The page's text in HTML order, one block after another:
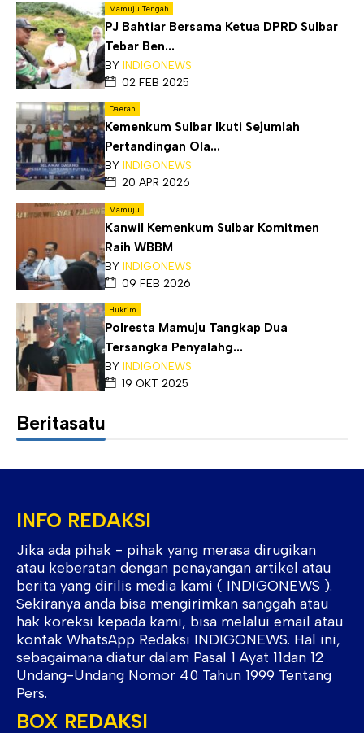
Mamuju Tengah
PJ Bahtiar Bersama Ketua DPRD Sulbar
Tebar Ben...
BY INDIGONEWS
02 FEB 2025
Daerah
Kemenkum Sulbar Ikuti Sejumlah
Pertandingan Ola...
BY INDIGONEWS
20 APR 2026
Mamuju
Kanwil Kemenkum Sulbar Komitmen
Raih WBBM
BY INDIGONEWS
09 FEB 2026
Hukrim
Polresta Mamuju Tangkap Dua
Tersangka Penyalahg...
BY INDIGONEWS
19 OKT 2025
Beritasatu
INFO REDAKSI
Jika ada pihak - pihak yang merasa dirugikan
atau keberatan dengan penayangan artikel atau
berita yang dirilis media kami ( INDIGONEWS ).
Sekiranya anda bisa mengirimkan sanggah atau
hak koreksi kepada kami, bisa melalui email atau
kontak WhatsApp Redaksi INDIGONEWS. Hal ini,
sebagaimana diatur dalam Pasal 1 Ayat 11dan 12
Undang-Undang Nomor 40 Tahun 1999 Tentang
Pers.
BOX REDAKSI